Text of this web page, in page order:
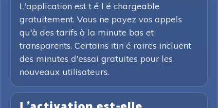
L'application est t é l é chargeable
gratuitement. Vous ne payez vos appels
qu'à des tarifs à la minute bas et
transparents. Certains itin é raires incluent
des minutes d'essai gratuites pour les
nouveaux utilisateurs.